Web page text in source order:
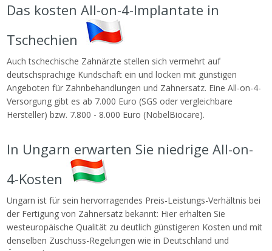
Das kosten All-on-4-Implantate in
Tschechien
Auch tschechische Zahnärzte stellen sich vermehrt auf
deutschsprachige Kundschaft ein und locken mit günstigen
Angeboten für Zahnbehandlungen und Zahnersatz. Eine All-on-4-
Versorgung gibt es ab 7.000 Euro (SGS oder vergleichbare
Hersteller) bzw. 7.800 - 8.000 Euro (NobelBiocare).
In Ungarn erwarten Sie niedrige All-on-
4-Kosten
Ungarn ist für sein hervorragendes Preis-Leistungs-Verhältnis bei
der Fertigung von Zahnersatz bekannt: Hier erhalten Sie
westeuropäische Qualität zu deutlich günstigeren Kosten und mit
denselben Zuschuss-Regelungen wie in Deutschland und